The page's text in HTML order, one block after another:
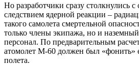
Но разработчики сразу столкнулись
следствием ядерной реакции –
такого самолета смертельной
только члены экипажа, но и
персонал. По предварительным
атомолет М-60 должен был «фонить»
полета.